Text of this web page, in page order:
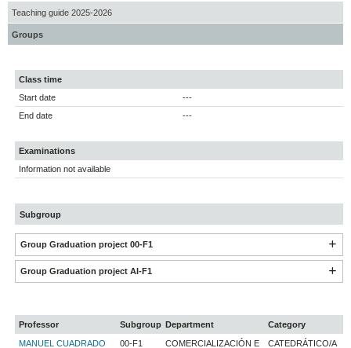
Teaching guide 2025-2026
Groups
Class time
Start date
---
End date
---
Examinations
Information not available
Subgroup
Group Graduation project 00-F1
Group Graduation project AI-F1
Professor Subgroup Department
Category
MANUEL CUADRADO
00-F1
COMERCIALIZACIÓN E
CATEDRÁTICO/A